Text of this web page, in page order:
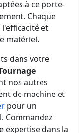
à ce porte-
Chaque
l'efficacité et
matériel.
dans votre
nos autres
de machine et
pour un
Commandez
expertise dans la